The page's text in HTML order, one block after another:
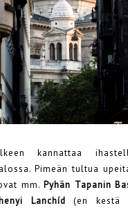
kannattaa
Pimeän tultua
mm. Pyhän Tapanin
Lanchíd(en kestä